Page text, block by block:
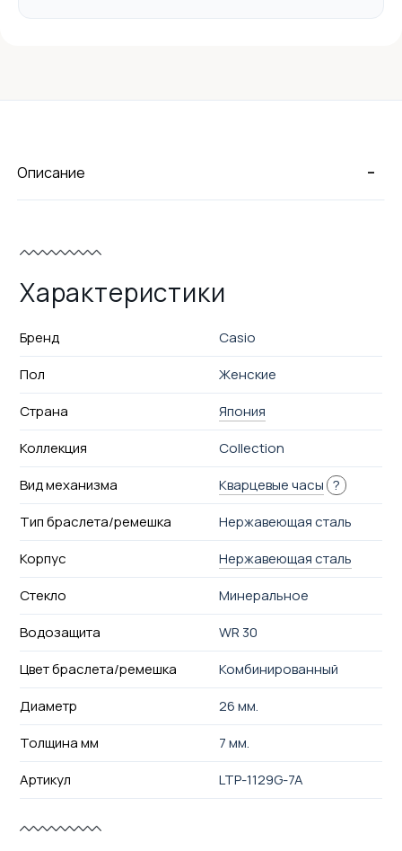
-
Описание
Характеристики
Бренд
Casio
Пол
Женские
Страна
Япония
Коллекция
Collection
Вид механизма
Кварцевые часы ?
Тип браслета/ремешка
Нержавеющая сталь
Корпус
Нержавеющая сталь
Стекло
Минеральное
Водозащита
WR 30
Цвет браслета/ремешка
Комбинированный
Диаметр
26 мм.
Толщина мм
7 мм.
Артикул
LTP-1129G-7A